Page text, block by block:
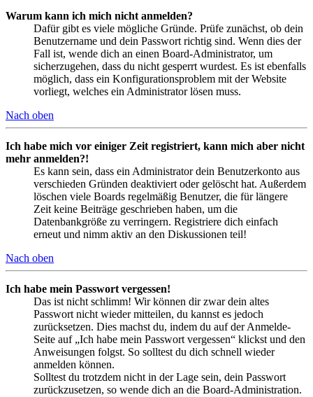
Warum kann ich mich nicht anmelden?
Dafür gibt es viele mögliche Gründe. Prüfe zunächst, ob dein
Benutzername und dein Passwort richtig sind. Wenn dies der
Fall ist, wende dich an einen Board-Administrator, um
sicherzugehen, dass du nicht gesperrt wurdest. Es ist ebenfalls
möglich, dass ein Konfigurationsproblem mit der Website
vorliegt, welches ein Administrator lösen muss.
Nach oben
Ich habe mich vor einiger Zeit registriert, kann mich aber nicht
mehr anmelden?!
Es kann sein, dass ein Administrator dein Benutzerkonto aus
verschieden Gründen deaktiviert oder gelöscht hat. Außerdem
löschen viele Boards regelmäßig Benutzer, die für längere
Zeit keine Beiträge geschrieben haben, um die
Datenbankgröße zu verringern. Registriere dich einfach
erneut und nimm aktiv an den Diskussionen teil!
Nach oben
Ich habe mein Passwort vergessen!
Das ist nicht schlimm! Wir können dir zwar dein altes
Passwort nicht wieder mitteilen, du kannst es jedoch
zurücksetzen. Dies machst du, indem du auf der Anmelde-
Seite auf „Ich habe mein Passwort vergessen“ klickst und den
Anweisungen folgst. So solltest du dich schnell wieder
anmelden können.
Solltest du trotzdem nicht in der Lage sein, dein Passwort
zurückzusetzen, so wende dich an die Board-Administration.